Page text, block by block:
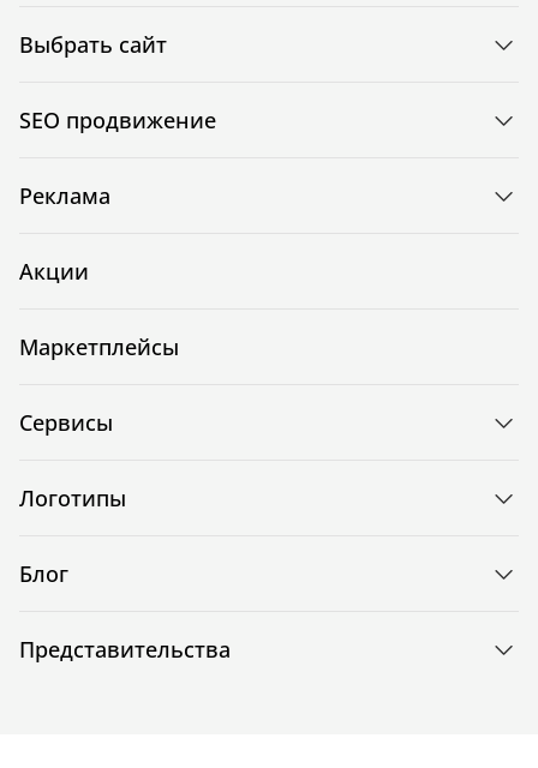
Выбрать сайт
SEO продвижение
Реклама
Акции
Маркетплейсы
Сервисы
Логотипы
Блог
Представительства